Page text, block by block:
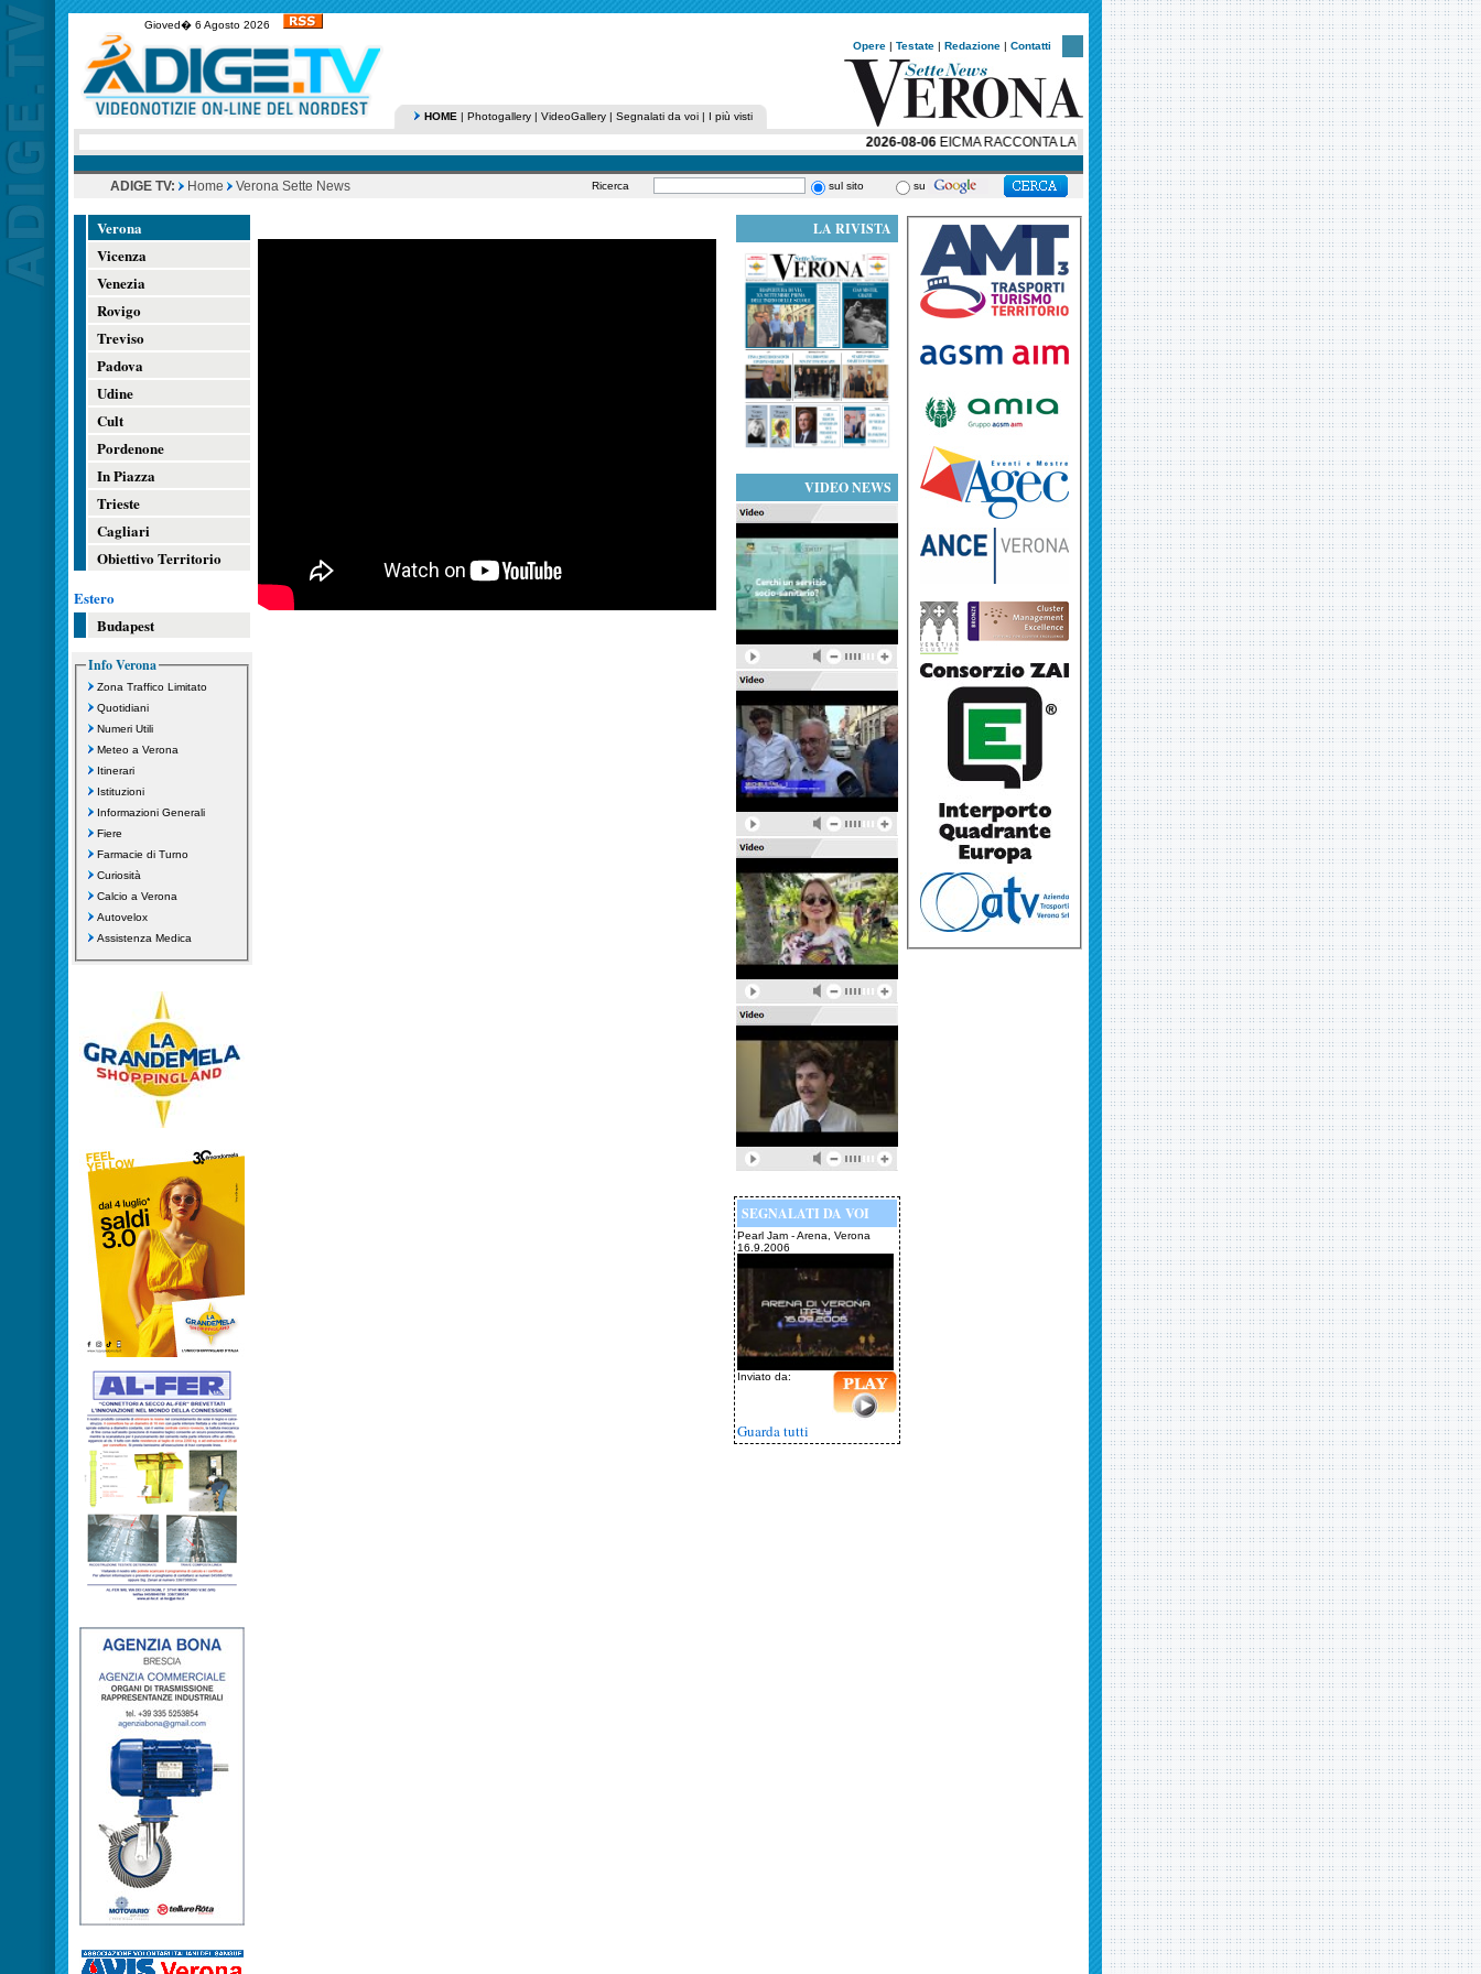
Gioved� 6 Agosto 2026
Opere | Testate | Redazione | Contatti
HOME | Photogallery | VideoGallery | Segnalati da voi | I più visti
2026-08-06EICMA RACCONTA LA SUA STORIA: AL VIA UNA SERIE SOCIAL IN OTTO EPISODI PER
ADIGE TV: Home Verona Sette News Ricerca sul sito su
Verona
Vicenza
Venezia
Rovigo
Treviso
Padova
Udine
Cult
Pordenone
In Piazza
Trieste
Cagliari
Obiettivo Territorio
Estero
Budapest
Info Verona
Zona Traffico Limitato
Quotidiani
Numeri Utili
Meteo a Verona
Itinerari
Istituzioni
Informazioni Generali
Fiere
Farmacie di Turno
Curiosità
Calcio a Verona
Autovelox
Assistenza Medica
LA RIVISTA
VIDEO NEWS
SEGNALATI DA VOI
Pearl Jam - Arena, Verona
16.9.2006
Inviato da:
Guarda tutti